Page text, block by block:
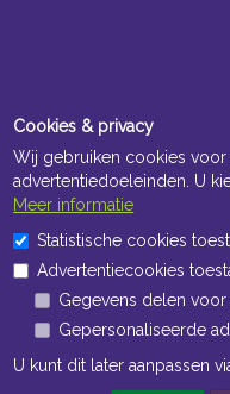
Cookies & privacy
Wij gebruiken cookies voor
advertentiedoeleinden. U
Meer informatie
Statistische cookies
Advertentiecookies
Gegevens delen voor
Gepersonaliseerde
U kunt dit later aanpassen